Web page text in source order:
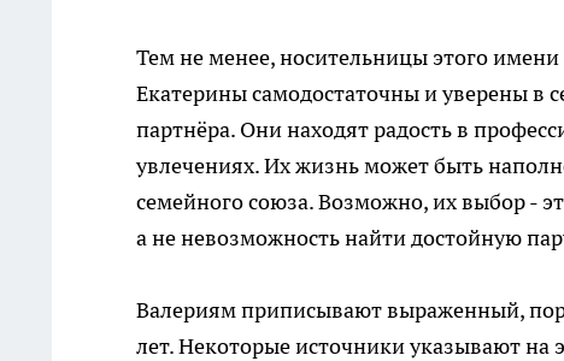
Тем не менее, носительницы этого
Екатерины самодостаточны и уверены в
партнёра. Они находят радость в
увлечениях. Их жизнь может быть
семейного союза. Возможно, их выбор -
а не невозможность найти достойную
Валериям приписывают выраженный,
лет. Некоторые источники указывают на